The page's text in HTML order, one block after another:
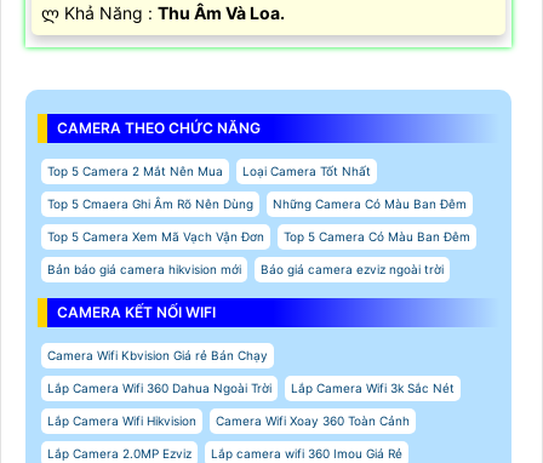
️ლ Khả Năng : Thu Âm Và Loa.
CAMERA THEO CHỨC NĂNG
Top 5 Camera 2 Mắt Nên Mua Loại Camera Tốt Nhất
Top 5 Cmaera Ghi Âm Rõ Nên Dùng Những Camera Có Màu Ban Đêm
Top 5 Camera Xem Mã Vạch Vận Đơn Top 5 Camera Có Màu Ban Đêm
Bản báo giá camera hikvision mới Báo giá camera ezviz ngoài trời
CAMERA KẾT NỐI WIFI
Camera Wifi Kbvision Giá rẻ Bán Chạy
Lắp Camera Wifi 360 Dahua Ngoài Trời Lắp Camera Wifi 3k Sắc Nét
Lắp Camera Wifi Hikvision Camera Wifi Xoay 360 Toàn Cảnh
Lắp Camera 2.0MP Ezviz Lắp camera wifi 360 Imou Giá Rẻ